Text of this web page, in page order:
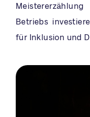
Betriebs
für Inklusion und